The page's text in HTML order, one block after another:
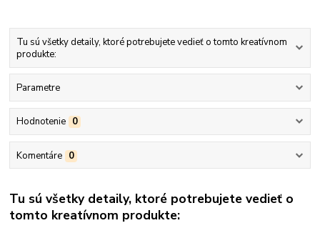
Tu sú všetky detaily, ktoré potrebujete vedieť o tomto kreatívnom
produkte:
Parametre
Hodnotenie 0
Komentáre 0
Tu sú všetky detaily, ktoré potrebujete vedieť o
tomto kreatívnom produkte: